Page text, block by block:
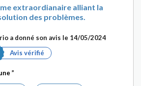
extraordianaire alliant la
des problèmes.
a donné son avis le 14/05/2024
Avis vérifié